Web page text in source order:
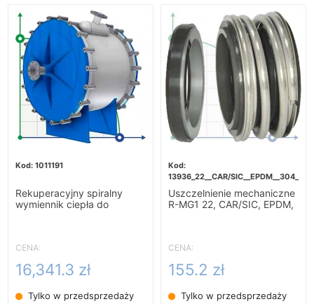
1011191
Rekuperacyjny spiralny
wymiennik ciepła do
CENA:
16,341.3 zł
Tylko w przedsprzedaży
13936_22__CAR/
Uszczelnienie mechaniczne
R-MG1 22, CAR/SIC, EPDM,
CENA:
155.2 zł
Tylko w przedsprzedaży